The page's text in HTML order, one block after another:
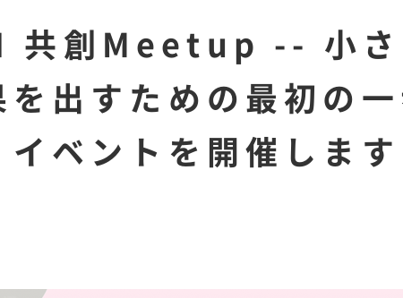
共創Meetup -- 小さ
出すための最初の
イベントを開催しま